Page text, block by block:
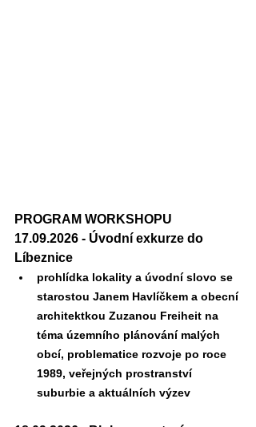
PROGRAM WORKSHOPU
17.09.2026 - Úvodní exkurze do
Líbeznice
prohlídka lokality a úvodní slovo se
starostou Janem Havlíčkem a obecní
architektkou Zuzanou Freiheit na
téma územního plánování malých
obcí, problematice rozvoje po roce
1989, veřejných prostranství
suburbie a aktuálních výzev